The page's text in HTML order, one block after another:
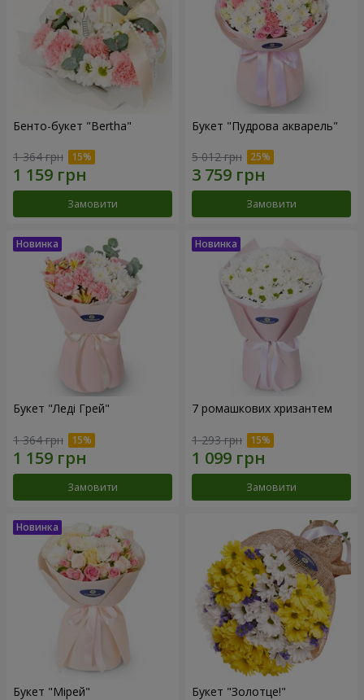
Бенто-букет "Bertha"
1 364 грн
Замовити
Букет "Пудрова акварель"
5 012 грн
Замовити
Букет "Леді Грей"
1 364 грн
Замовити
7 ромашкових хризантем
1 293 грн
Замовити
Букет "Мірей" Букет "Золотце!"